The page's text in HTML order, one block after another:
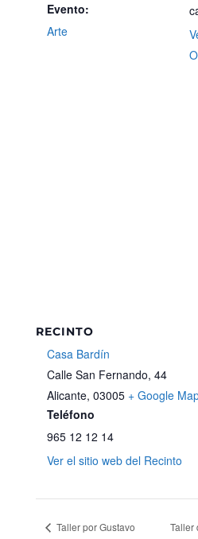
Evento:
Arte
RECINTO
Casa Bardín
Calle San Fernando, 44
Alicante, 03005 + Google
Teléfono
965 12 12 14
Ver el sitio web del Recinto
Taller por Gustavo
Taller